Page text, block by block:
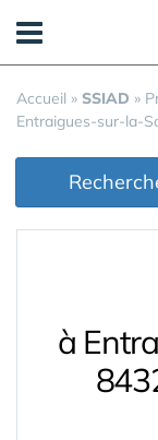
Accueil » SSIAD »
Entraigues-sur-la-
à